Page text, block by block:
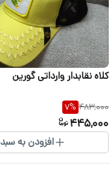
کلاه نقابدار وارداتی گورین
483,000
7%
445,000
افزودن به سبد